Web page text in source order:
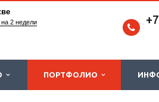
на 2 недели
ПОРТФОЛИО